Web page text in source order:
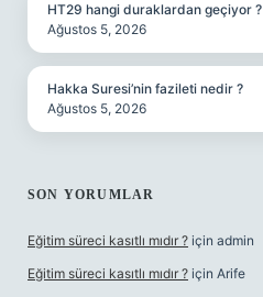
HT29 hangi duraklardan geçiyor ?
Ağustos 5, 2026
Hakka Suresi’nin fazileti nedir ?
Ağustos 5, 2026
SON YORUMLAR
Eğitim süreci kasıtlı mıdır ? için admin
Eğitim süreci kasıtlı mıdır ? için Arife